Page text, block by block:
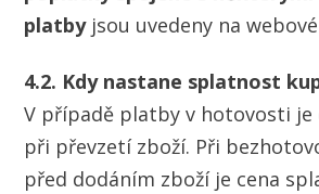
platby jsou uvedeny na
4.2. Kdy nastane splatnost
V případě platby v hotovosti je
při převzetí zboží. Při
před dodáním zboží je cena